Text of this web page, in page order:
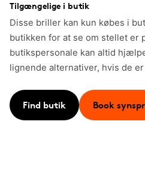
Tilgængelige i butik
Disse briller kan kun købes i
butikken for at se om stellet er
butikspersonale kan altid
lignende alternativer, hvis de
Find butik Book